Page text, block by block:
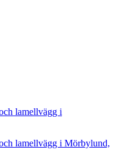
lamellvägg i
lamellvägg i Mörbylund,